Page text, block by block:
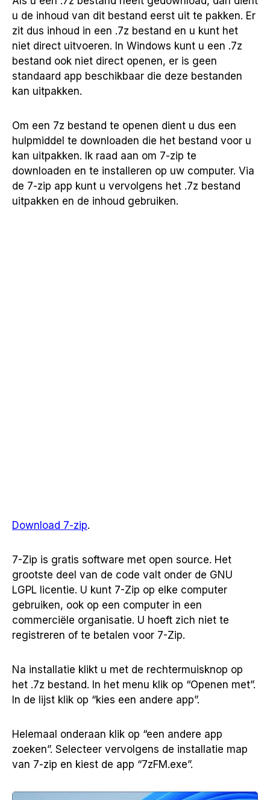
u de inhoud van dit bestand eerst uit te pakken. Er
zit dus inhoud in een .7z bestand en u kunt het
niet direct uitvoeren. In Windows kunt u een .7z
bestand ook niet direct openen, er is geen
standaard app beschikbaar die deze bestanden
kan uitpakken.
Om een 7z bestand te openen dient u dus een
hulpmiddel te downloaden die het bestand voor u
kan uitpakken. Ik raad aan om 7-zip te
downloaden en te installeren op uw computer. Via
de 7-zip app kunt u vervolgens het .7z bestand
uitpakken en de inhoud gebruiken.
Download 7-zip.
7-Zip is gratis software met open source. Het
grootste deel van de code valt onder de GNU
LGPL licentie. U kunt 7-Zip op elke computer
gebruiken, ook op een computer in een
commerciële organisatie. U hoeft zich niet te
registreren of te betalen voor 7-Zip.
Na installatie klikt u met de rechtermuisknop op
het .7z bestand. In het menu klik op “Openen met”.
In de lijst klik op “kies een andere app”.
Helemaal onderaan klik op “een andere app
zoeken”. Selecteer vervolgens de installatie map
van 7-zip en kiest de app “7zFM.exe”.